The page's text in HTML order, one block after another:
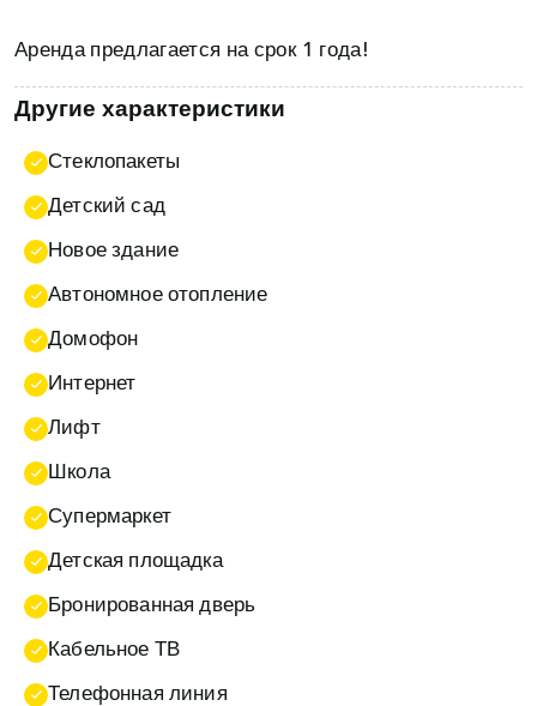
Аренда предлагается на срок 1 года!
Другие характеристики
Стеклопакеты
Детский сад
Новое здание
Автономное отопление
Домофон
Интернет
Лифт
Школа
Супермаркет
Детская площадка
Бронированная дверь
Кабельное ТВ
Телефонная линия